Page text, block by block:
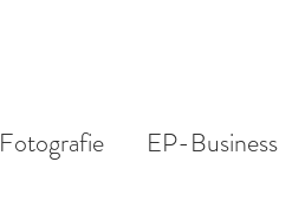
Fotografie EP-Business